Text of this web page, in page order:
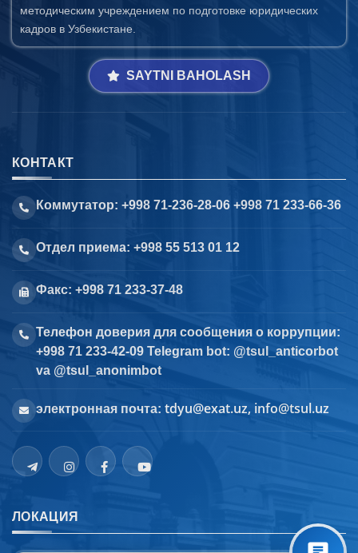
методическим учреждением по подготовке юридических
кадров в Узбекистане.
SAYTNI BAHOLASH
КОНТАКТ
Коммутатор: +998 71-236-28-06 +998 71 233-66-36
Отдел приема: +998 55 513 01 12
Факс: +998 71 233-37-48
Телефон доверия для сообщения о коррупции:
+998 71 233-42-09 Telegram bot: @tsul_anticorbot
va @tsul_anonimbot
электронная почта: tdyu@exat.uz, info@tsul.uz
ЛОКАЦИЯ